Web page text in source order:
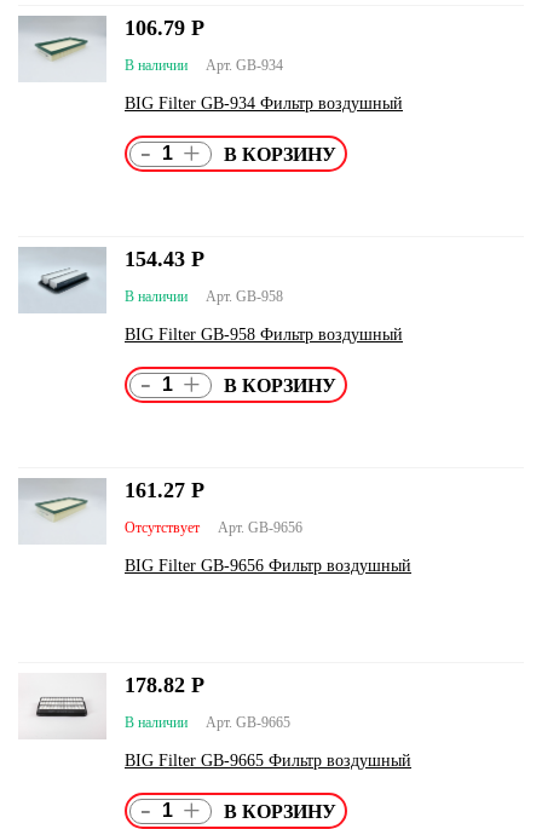
Арт. GB-934
В наличии
BIG Filter GB-934 Фильтр воздушный
106.79 Р
- +
Арт. GB-958
В наличии
BIG Filter GB-958 Фильтр воздушный
154.43 Р
- +
Арт. GB-9656
Отсутствует
BIG Filter GB-9656 Фильтр воздушный
161.27 Р
Арт. GB-9665
В наличии
BIG Filter GB-9665 Фильтр воздушный
178.82 Р
- +